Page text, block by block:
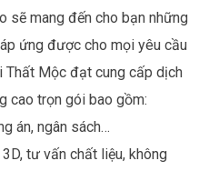
sẽ mang đến cho bạn những
ứng được cho mọi yêu cầu
Thất Mộc đạt cung cấp dịch
cao trọn gói bao gồm:
án, ngân sách…
tư vấn chất liệu, không